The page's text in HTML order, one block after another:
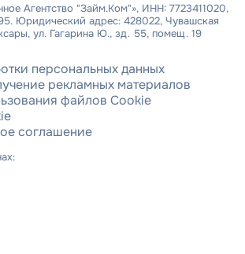
Агентство "Займ.Ком"», ИНН: 7723411020,
Юридический адрес: 428022, Чувашская
ул. Гагарина Ю., зд. 55, помещ. 19
персональных данных
рекламных материалов
файлов Cookie
соглашение